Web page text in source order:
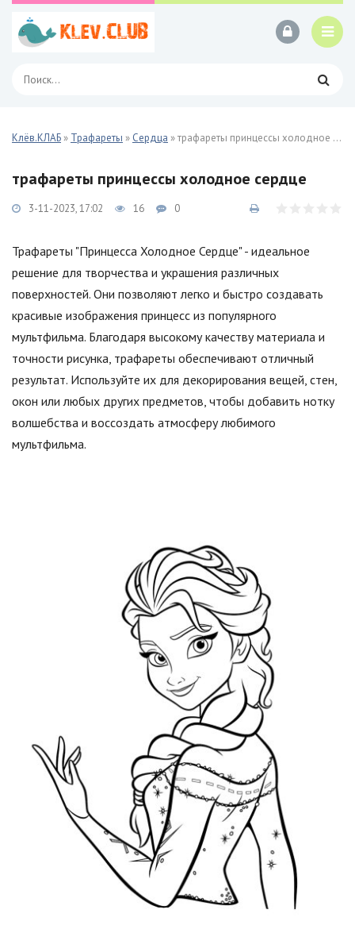
Клёв.КЛАБ » Трафареты » Сердца » трафареты принцессы холодное сердце
трафареты принцессы холодное сердце
3-11-2023, 17:02 16 0
Трафареты "Принцесса Холодное Сердце" - идеальное
решение для творчества и украшения различных
поверхностей. Они позволяют легко и быстро создавать
красивые изображения принцесс из популярного
мультфильма. Благодаря высокому качеству материала и
точности рисунка, трафареты обеспечивают отличный
результат. Используйте их для декорирования вещей, стен,
окон или любых других предметов, чтобы добавить нотку
волшебства и воссоздать атмосферу любимого
мультфильма.